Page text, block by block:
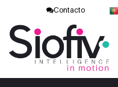
Contacto